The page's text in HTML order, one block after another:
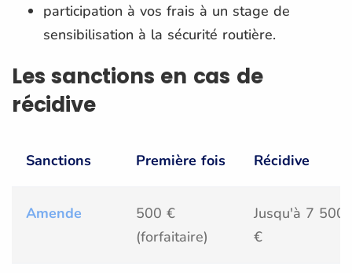
participation à vos frais à un stage de
sensibilisation à la sécurité routière.
Les sanctions en cas de
récidive
Sanctions Première fois Récidive
Amende
500 €
(forfaitaire)
Jusqu'à 7 500
€